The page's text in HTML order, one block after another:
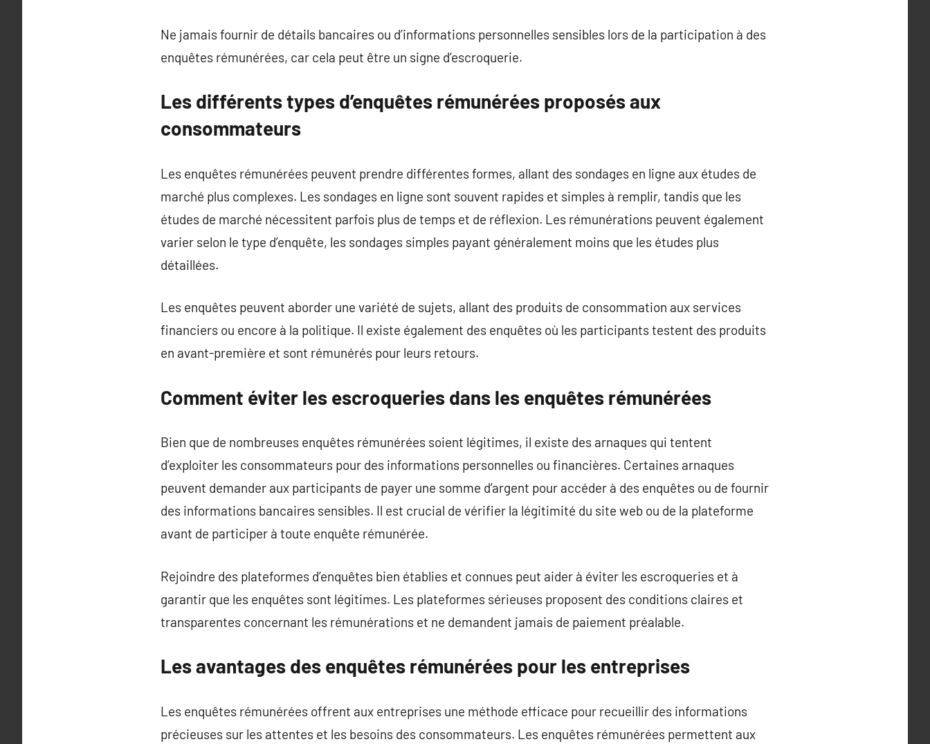
Ne jamais fournir de détails bancaires ou d’informations personnelles sensibles lors de la participation à des
enquêtes rémunérées, car cela peut être un signe d’escroquerie.
Les différents types d’enquêtes rémunérées proposés aux
consommateurs
Les enquêtes rémunérées peuvent prendre différentes formes, allant des sondages en ligne aux études de
marché plus complexes. Les sondages en ligne sont souvent rapides et simples à remplir, tandis que les
études de marché nécessitent parfois plus de temps et de réflexion. Les rémunérations peuvent également
varier selon le type d’enquête, les sondages simples payant généralement moins que les études plus
détaillées.
Les enquêtes peuvent aborder une variété de sujets, allant des produits de consommation aux services
financiers ou encore à la politique. Il existe également des enquêtes où les participants testent des produits
en avant-première et sont rémunérés pour leurs retours.
Comment éviter les escroqueries dans les enquêtes rémunérées
Bien que de nombreuses enquêtes rémunérées soient légitimes, il existe des arnaques qui tentent
d’exploiter les consommateurs pour des informations personnelles ou financières. Certaines arnaques
peuvent demander aux participants de payer une somme d’argent pour accéder à des enquêtes ou de fournir
des informations bancaires sensibles. Il est crucial de vérifier la légitimité du site web ou de la plateforme
avant de participer à toute enquête rémunérée.
Rejoindre des plateformes d’enquêtes bien établies et connues peut aider à éviter les escroqueries et à
garantir que les enquêtes sont légitimes. Les plateformes sérieuses proposent des conditions claires et
transparentes concernant les rémunérations et ne demandent jamais de paiement préalable.
Les avantages des enquêtes rémunérées pour les entreprises
Les enquêtes rémunérées offrent aux entreprises une méthode efficace pour recueillir des informations
précieuses sur les attentes et les besoins des consommateurs. Les enquêtes rémunérées permettent aux